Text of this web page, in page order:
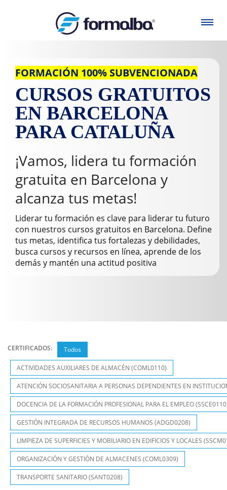
FORMACIÓN 100% SUBVENCIONADA
CURSOS GRATUITOS
EN BARCELONA
PARA CATALUÑA
¡Vamos, lidera tu formación
gratuita en Barcelona y
alcanza tus metas!
Liderar tu formación es clave para liderar tu futuro
con nuestros cursos gratuitos en Barcelona. Define
tus metas, identifica tus fortalezas y debilidades,
busca cursos y recursos en línea, aprende de los
demás y mantén una actitud positiva
CERTIFICADOS: Todos
ACTIVIDADES AUXILIARES DE ALMACÉN (COML0110)
ATENCIÓN SOCIOSANITARIA A PERSONAS DEPENDIENTES EN
DOCENCIA DE LA FORMACIÓN PROFESIONAL PARA EL EMPLEO
GESTIÓN INTEGRADA DE RECURSOS HUMANOS (ADGD0208)
LIMPIEZA DE SUPERFICIES Y MOBILIARIO EN EDIFICIOS Y LOCALES
ORGANIZACIÓN Y GESTIÓN DE ALMACENES (COML0309)
TRANSPORTE SANITARIO (SANT0208)